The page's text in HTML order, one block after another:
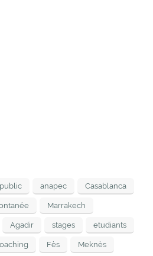
anapec Casablanca
Marrakech
Agadir stages etudiants
Fès Meknès